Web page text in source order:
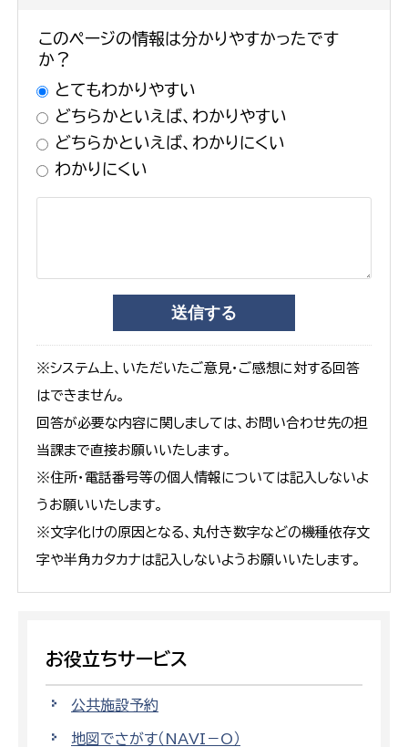
このページの情報は分かりやすかったです
か？
とてもわかりやすい
どちらかといえば、わかりやすい
どちらかといえば、わかりにくい
わかりにくい
※システム上、いただいたご意見・ご感想に対する回答
はできません。
回答が必要な内容に関しましては、お問い合わせ先の担
当課まで直接お願いいたします。
※住所・電話番号等の個人情報については記入しないよ
うお願いいたします。
※文字化けの原因となる、丸付き数字などの機種依存文
字や半角カタカナは記入しないようお願いいたします。
お役立ちサービス
公共施設予約
地図でさがす（NAVI－O）